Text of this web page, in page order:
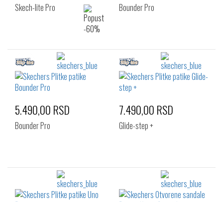
Skech-lite Pro Bounder Pro
5.490,00 RSD
Bounder Pro
7.490,00 RSD
Glide-step +